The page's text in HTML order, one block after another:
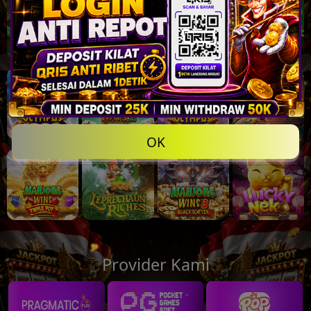
OK
Provider Kami
💸